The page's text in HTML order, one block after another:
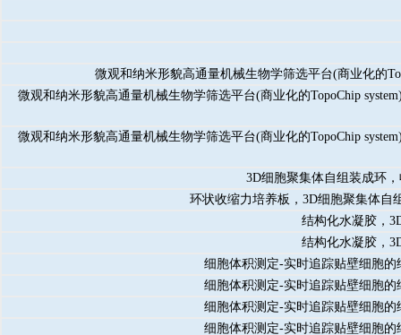
微观和纳米形貌高通量机械生物学筛选平台(商业化的
微观和纳米形貌高通量机械生物学筛选平台(商业化的TopoChip
微观和纳米形貌高通量机械生物学筛选平台(商业化的TopoChip
3D细胞聚集体自组装成环
环状收缩力培养板，3D细胞聚集体自
结构化水凝胶，
结构化水凝胶，
细胞体积测定-实时追踪贴壁细胞
细胞体积测定-实时追踪贴壁细胞
细胞体积测定-实时追踪贴壁细胞
细胞体积测定-实时追踪贴壁细胞